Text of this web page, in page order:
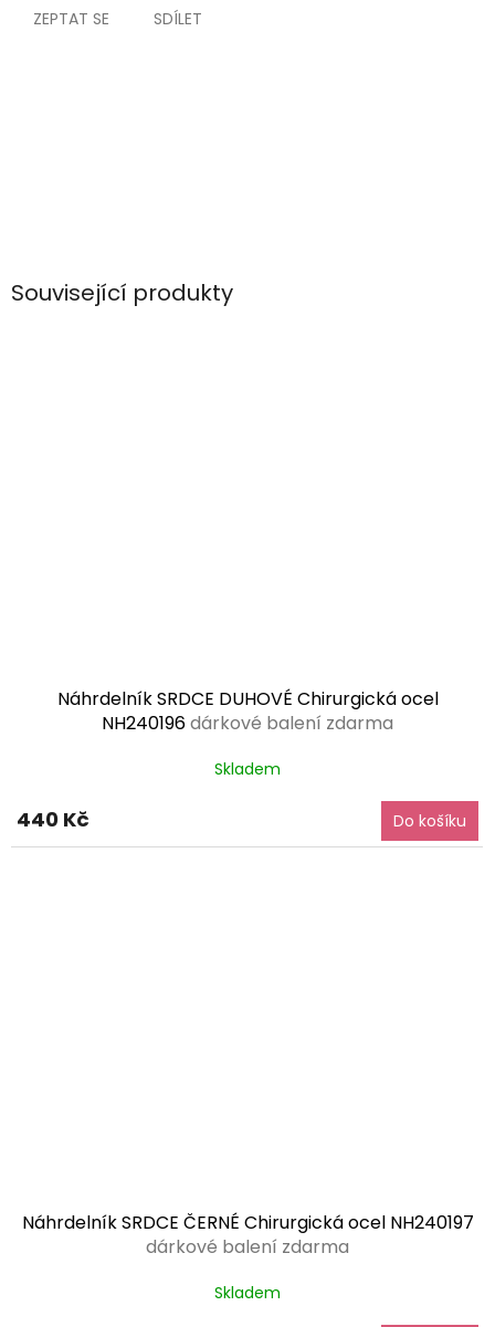
ZEPTAT SE SDÍLET
Související produkty
Náhrdelník SRDCE DUHOVÉ Chirurgická ocel
NH240196dárkové balení zdarma
Skladem
440 Kč Do košíku
Náhrdelník SRDCE ČERNÉ Chirurgická ocel NH240197
dárkové balení zdarma
Skladem